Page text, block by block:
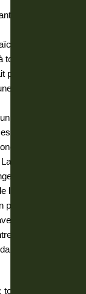
à défendre et à
afin
tout choix
de la
des formes de
principe dont la
sur
tous les
les
l’EGALITÉ.
: par la
toutes les
le vivre
les forces